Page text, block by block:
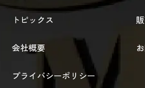
トピックス
会社概要
プライバシーポリシー